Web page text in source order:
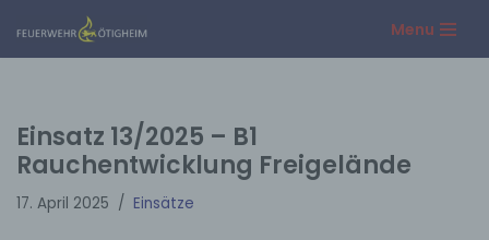
Zum
Menu
Einsatz 13/2025 – B1
Rauchentwicklung Freigelände
17. April 2025 Einsätze